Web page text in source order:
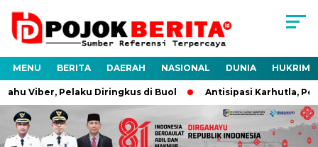
MENU BERITA DAERAH NASIONAL DUNIA HUKRIM
Viber, Pelaku Diringkus di Buol Antisipasi Karhutla, Polres